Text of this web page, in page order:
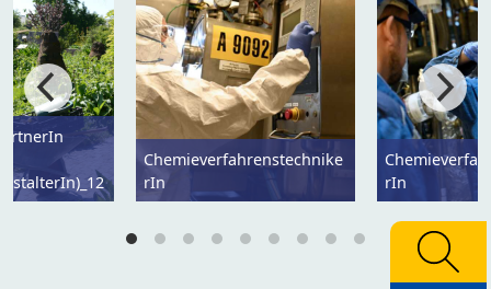
Chemieverfahrenstechnike
rIn
rIn